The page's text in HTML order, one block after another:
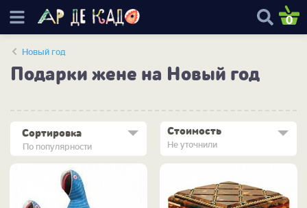
0
Новый год
Подарки жене на Новый год
По популярности
Сортировка Стоимость
Не уточнили